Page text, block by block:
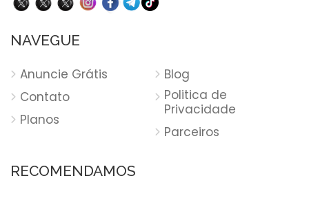
NAVEGUE
Anuncie Grátis
Contato
Planos
Blog
Politica de
Privacidade
Parceiros
RECOMENDAMOS